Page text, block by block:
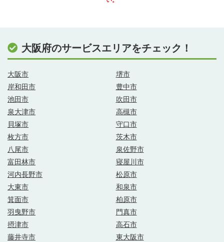
大阪府のサービスエリアをチェック！
大阪市
堺市
岸和田市
豊中市
池田市
吹田市
泉大津市
高槻市
貝塚市
守口市
枚方市
茨木市
八尾市
泉佐野市
富田林市
寝屋川市
河内長野市
松原市
大東市
和泉市
箕面市
柏原市
羽曳野市
門真市
摂津市
高石市
藤井寺市
東大阪市